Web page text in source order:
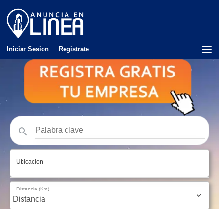
Iniciar Sesion Registrate
Ubicacion
Distancia (Km)